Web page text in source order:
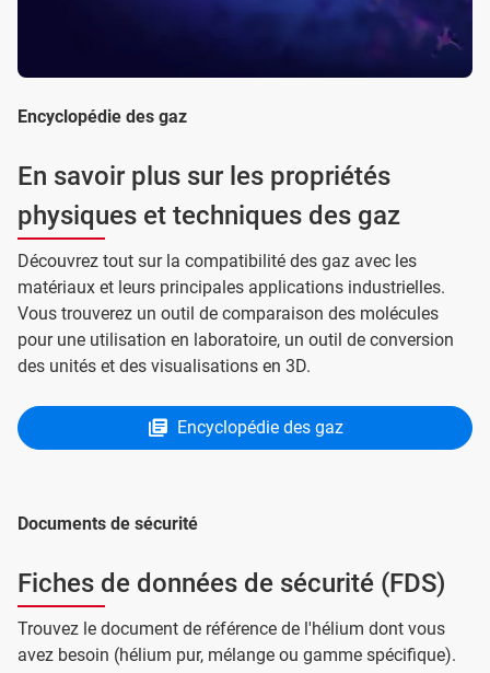
Encyclopédie des gaz
En savoir plus sur les propriétés
physiques et techniques des gaz
Découvrez tout sur la compatibilité des gaz avec les
matériaux et leurs principales applications industrielles.
Vous trouverez un outil de comparaison des molécules
pour une utilisation en laboratoire, un outil de conversion
des unités et des visualisations en 3D.
Encyclopédie des gaz
Documents de sécurité
Fiches de données de sécurité (FDS)
Trouvez le document de référence de l'hélium dont vous
avez besoin (hélium pur, mélange ou gamme spécifique).